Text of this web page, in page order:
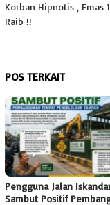
Korban Hipnotis , Emas
Raib !!
POS TERKAIT
Pengguna Jalan
Sambut Positif